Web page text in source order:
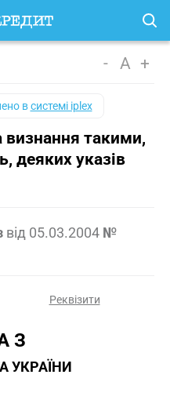
- A +
всистемі iplex
визнання такими,
деяких указів
від 05.03.2004 №
Реквізити
З
УКРАЇНИ